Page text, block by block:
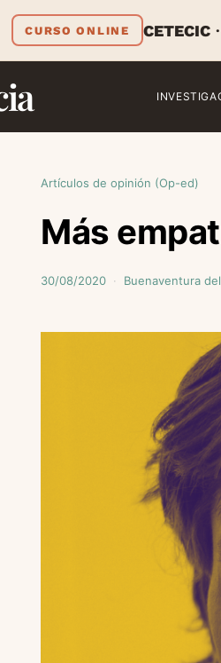
CURSO ONLINE CETECIC
Artículos de opinión (Op-ed)
Más
30/08/2020 Buenaventura